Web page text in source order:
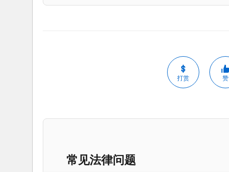
打赏 赞
常见法律问题